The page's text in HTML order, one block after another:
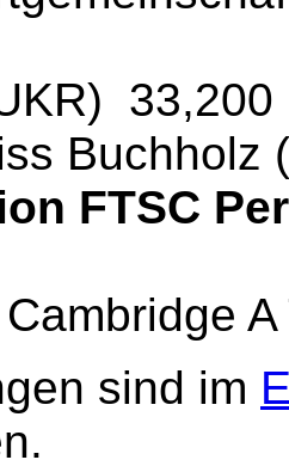
33,200
Buchholz
FTSC
sind im